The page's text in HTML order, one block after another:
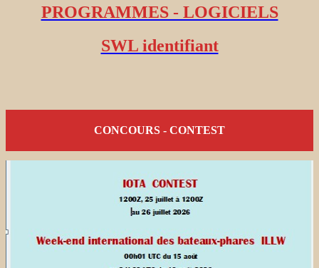
PROGRAMMES - LOGICIELS
SWL identifiant
CONCOURS - CONTEST